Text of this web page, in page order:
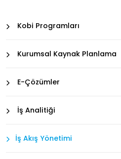
Kobi Programları
Kurumsal Kaynak Planlama
E-Çözümler
İş Analitiği
İş Akış Yönetimi